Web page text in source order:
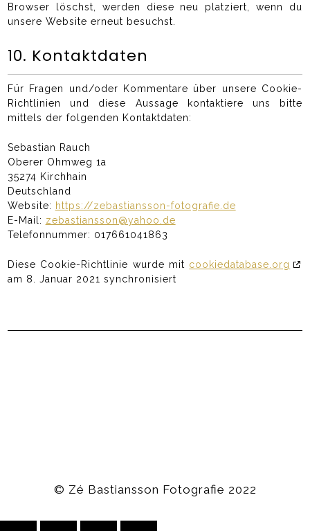
Browser löschst, werden diese neu platziert, wenn du
unsere Website erneut besuchst.
10. Kontaktdaten
Für Fragen und/oder Kommentare über unsere Cookie-
Richtlinien und diese Aussage kontaktiere uns bitte
mittels der folgenden Kontaktdaten:
Sebastian Rauch
Oberer Ohmweg 1a
35274 Kirchhain
Deutschland
Website: https://zebastiansson-fotografie.de
E-Mail: zebastiansson@yahoo.de
Telefonnummer: 017661041863
Diese Cookie-Richtlinie wurde mit cookiedatabase.org
am 8. Januar 2021 synchronisiert
© Zé Bastiansson Fotografie 2022